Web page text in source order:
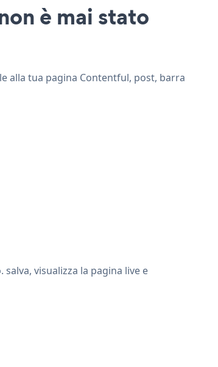
è mai stato
alla tua pagina Contentful, post, barra
visualizza la pagina live e